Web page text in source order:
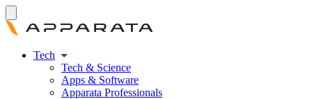
Tech
Tech & Science
Apps & Software
Apparata Professionals